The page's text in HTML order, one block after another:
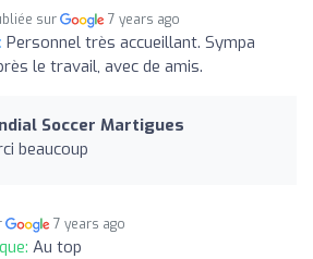
sur 7 years ago
Personnel très accueillant. Sympa
le travail, avec de amis.
Soccer Martigues
beaucoup
7 years ago
Au top